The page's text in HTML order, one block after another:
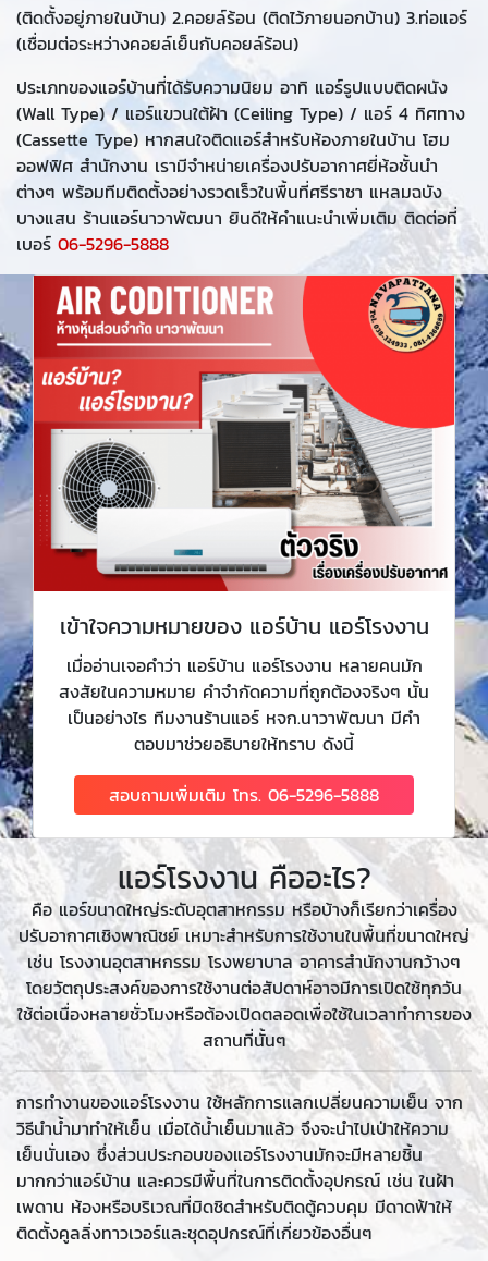
(ติดตั้งอยู่ภายในบ้าน) 2.คอยล์ร้อน (ติดไว้ภายนอกบ้าน) 3.ท่อแอร์
(เชื่อมต่อระหว่างคอยล์เย็นกับคอยล์ร้อน)
ประเภทของแอร์บ้านที่ได้รับความนิยม อาทิ แอร์รูปแบบติดผนัง
(Wall Type) / แอร์แขวนใต้ฝ้า (Ceiling Type) / แอร์ 4 ทิศทาง
(Cassette Type) หากสนใจติดแอร์สำหรับห้องภายในบ้าน โฮม
ออฟฟิศ สำนักงาน เรามีจำหน่ายเครื่องปรับอากาศยี่ห้อชั้นนำ
ต่างๆ พร้อมทีมติดตั้งอย่างรวดเร็วในพื้นที่ศรีราชา แหลมฉบัง
บางแสน ร้านแอร์นาวาพัฒนา ยินดีให้คำแนะนำเพิ่มเติม ติดต่อที่
เบอร์ 06-5296-5888
เข้าใจความหมายของ แอร์บ้าน แอร์โรงงาน
เมื่ออ่านเจอคำว่า แอร์บ้าน แอร์โรงงาน หลายคนมัก
สงสัยในความหมาย คำจำกัดความที่ถูกต้องจริงๆ นั้น
เป็นอย่างไร ทีมงานร้านแอร์ หจก.นาวาพัฒนา มีคำ
ตอบมาช่วยอธิบายให้ทราบ ดังนี้
สอบถามเพิ่มเติม โทร. 06-5296-5888
แอร์โรงงาน คืออะไร?
คือ แอร์ขนาดใหญ่ระดับอุตสาหกรรม หรือบ้างก็เรียกว่าเครื่อง
ปรับอากาศเชิงพาณิชย์ เหมาะสำหรับการใช้งานในพื้นที่ขนาดใหญ่
เช่น โรงงานอุตสาหกรรม โรงพยาบาล อาคารสำนักงานกว้างๆ
โดยวัตถุประสงค์ของการใช้งานต่อสัปดาห์อาจมีการเปิดใช้ทุกวัน
ใช้ต่อเนื่องหลายชั่วโมงหรือต้องเปิดตลอดเพื่อใช้ในเวลาทำการของ
สถานที่นั้นๆ
การทำงานของแอร์โรงงาน ใช้หลักการแลกเปลี่ยนความเย็น จาก
วิธีนำน้ำมาทำให้เย็น เมื่อได้น้ำเย็นมาแล้ว จึงจะนำไปเป่าให้ความ
เย็นนั่นเอง ซึ่งส่วนประกอบของแอร์โรงงานมักจะมีหลายชิ้น
มากกว่าแอร์บ้าน และควรมีพื้นที่ในการติดตั้งอุปกรณ์ เช่น ในฝ้า
เพดาน ห้องหรือบริเวณที่มิดชิดสำหรับติดตู้ควบคุม มีดาดฟ้าให้
ติดตั้งคูลลิ่งทาวเวอร์และชุดอุปกรณ์ที่เกี่ยวข้องอื่นๆ